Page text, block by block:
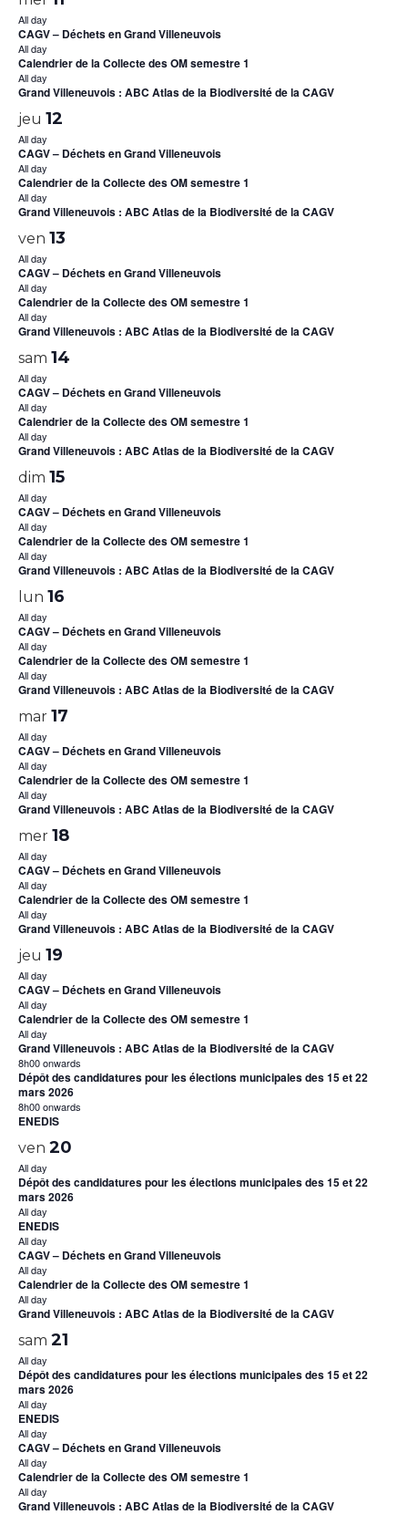
All day
CAGV – Déchets en Grand Villeneuvois
All day
Calendrier de la Collecte des OM semestre 1
All day
Grand Villeneuvois : ABC Atlas de la Biodiversité de la CAGV
jeu 12
All day
CAGV – Déchets en Grand Villeneuvois
All day
Calendrier de la Collecte des OM semestre 1
All day
Grand Villeneuvois : ABC Atlas de la Biodiversité de la CAGV
ven 13
All day
CAGV – Déchets en Grand Villeneuvois
All day
Calendrier de la Collecte des OM semestre 1
All day
Grand Villeneuvois : ABC Atlas de la Biodiversité de la CAGV
sam 14
All day
CAGV – Déchets en Grand Villeneuvois
All day
Calendrier de la Collecte des OM semestre 1
All day
Grand Villeneuvois : ABC Atlas de la Biodiversité de la CAGV
dim 15
All day
CAGV – Déchets en Grand Villeneuvois
All day
Calendrier de la Collecte des OM semestre 1
All day
Grand Villeneuvois : ABC Atlas de la Biodiversité de la CAGV
lun 16
All day
CAGV – Déchets en Grand Villeneuvois
All day
Calendrier de la Collecte des OM semestre 1
All day
Grand Villeneuvois : ABC Atlas de la Biodiversité de la CAGV
mar 17
All day
CAGV – Déchets en Grand Villeneuvois
All day
Calendrier de la Collecte des OM semestre 1
All day
Grand Villeneuvois : ABC Atlas de la Biodiversité de la CAGV
mer 18
All day
CAGV – Déchets en Grand Villeneuvois
All day
Calendrier de la Collecte des OM semestre 1
All day
Grand Villeneuvois : ABC Atlas de la Biodiversité de la CAGV
jeu 19
All day
CAGV – Déchets en Grand Villeneuvois
All day
Calendrier de la Collecte des OM semestre 1
All day
Grand Villeneuvois : ABC Atlas de la Biodiversité de la CAGV
8h00 onwards
Dépôt des candidatures pour les élections municipales des 15 et 22
mars 2026
8h00 onwards
ENEDIS
ven 20
All day
Dépôt des candidatures pour les élections municipales des 15 et 22
mars 2026
All day
ENEDIS
All day
CAGV – Déchets en Grand Villeneuvois
All day
Calendrier de la Collecte des OM semestre 1
All day
Grand Villeneuvois : ABC Atlas de la Biodiversité de la CAGV
sam 21
All day
Dépôt des candidatures pour les élections municipales des 15 et 22
mars 2026
All day
ENEDIS
All day
CAGV – Déchets en Grand Villeneuvois
All day
Calendrier de la Collecte des OM semestre 1
All day
Grand Villeneuvois : ABC Atlas de la Biodiversité de la CAGV